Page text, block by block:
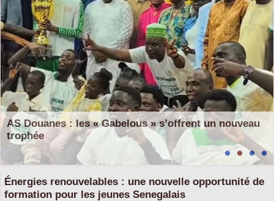
AS Douanes : les « Gabelous » s’offrent un nouveau
trophée
​Énergies renouvelables : une nouvelle opportunité de
formation pour les jeunes Senegalais